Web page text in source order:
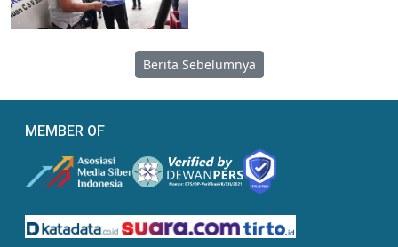
Berita Sebelumnya
MEMBER OF